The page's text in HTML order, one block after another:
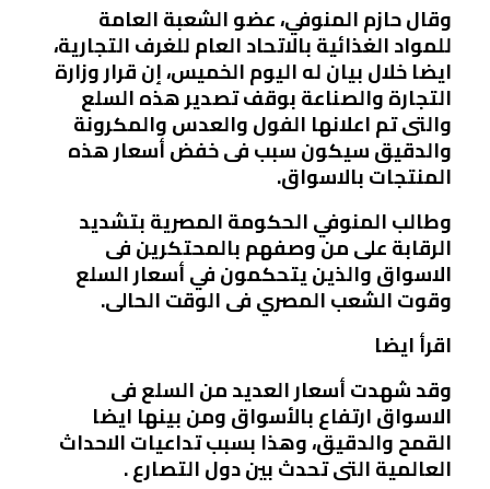
وقال حازم المنوفي، عضو الشعبة العامة
للمواد الغذائية بالاتحاد العام للغرف التجارية،
ايضا خلال بيان له اليوم الخميس، إن قرار وزارة
التجارة والصناعة بوقف تصدير هذه السلع
والتى تم اعلانها الفول والعدس والمكرونة
والدقيق سيكون سبب فى خفض أسعار هذه
المنتجات بالاسواق.
وطالب المنوفي الحكومة المصرية بتشديد
الرقابة على من وصفهم بالمحتكرين فى
الاسواق والذين يتحكمون في أسعار السلع
وقوت الشعب المصري فى الوقت الحالى.
اقرأ ايضا
وقد شهدت أسعار العديد من السلع فى
الاسواق ارتفاع بالأسواق ومن بينها ايضا
القمح والدقيق، وهذا بسبب تداعيات الاحداث
العالمية التى تحدث بين دول التصارع .